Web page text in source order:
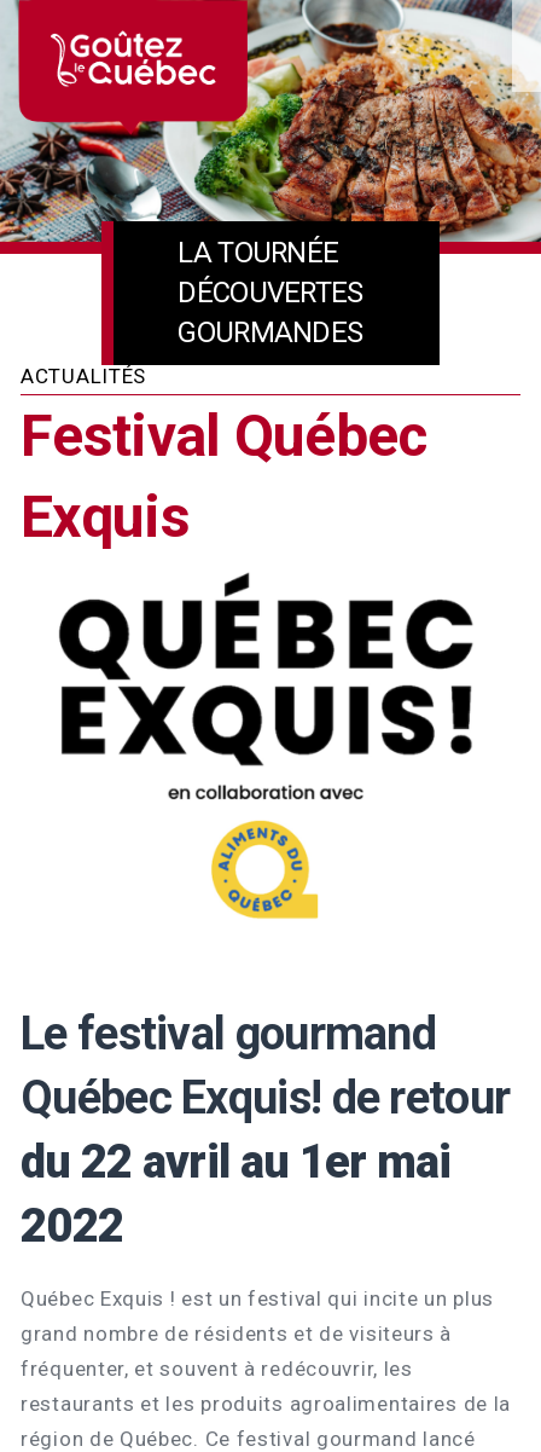
Skip
content
LA TOURNÉE
DÉCOUVERTES
GOURMANDES
ACTUALITÉS
Festival Québec
Exquis
Le festival gourmand
Québec Exquis! de retour
du 22 avril au 1er mai
2022
Québec Exquis ! est un festival qui incite un plus
grand nombre de résidents et de visiteurs à
fréquenter, et souvent à redécouvrir, les
restaurants et les produits agroalimentaires de la
région de Québec. Ce festival gourmand lancé